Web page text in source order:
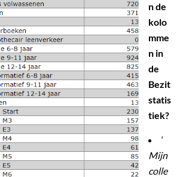
n de
kolo
mme
n in
de
Bezit
statis
tiek?
‘
Mijn
colle